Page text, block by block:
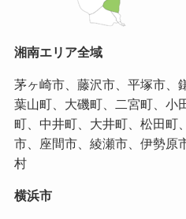
湘南エリア全域
茅ヶ崎市、藤沢市、平塚市、
葉山町、大磯町、二宮町、小
町、中井町、大井町、松田町
市、座間市、綾瀬市、伊勢原
村
横浜市